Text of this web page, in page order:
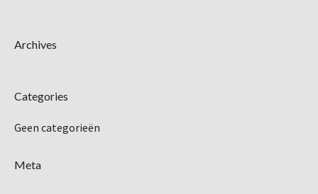
Archives
Categories
Geen categorieën
Meta